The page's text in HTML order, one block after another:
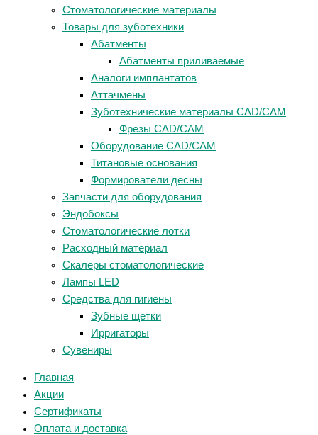
Стоматологические материалы
Товары для зуботехники
Абатменты
Абатменты приливаемые
Аналоги имплантатов
Аттачмены
Зуботехнические материалы CAD/CAM
Фрезы CAD/CAM
Оборудование CAD/CAM
Титановые основания
Формирователи десны
Запчасти для оборудования
Эндобоксы
Стоматологические лотки
Расходный материал
Скалеры стоматологические
Лампы LED
Средства для гигиены
Зубные щетки
Ирригаторы
Сувениры
Главная
Акции
Сертификаты
Оплата и доставка